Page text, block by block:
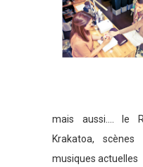
mais aussi…. le
Krakatoa,
musiques actuelles